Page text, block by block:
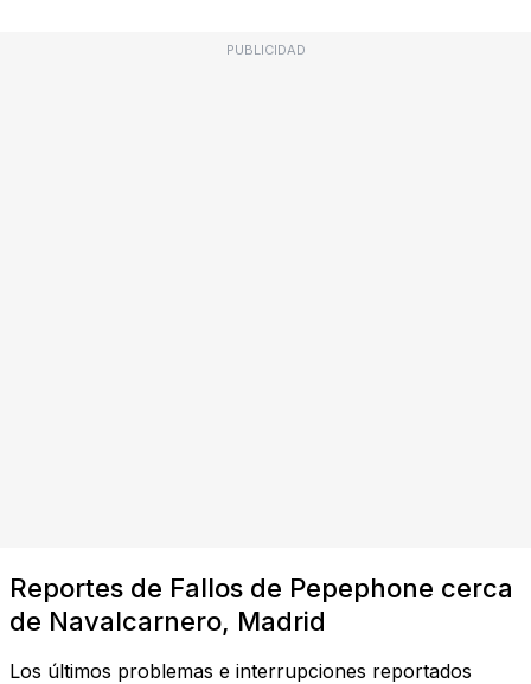
PUBLICIDAD
Reportes de Fallos de Pepephone cerca
de Navalcarnero, Madrid
Los últimos problemas e interrupciones reportados